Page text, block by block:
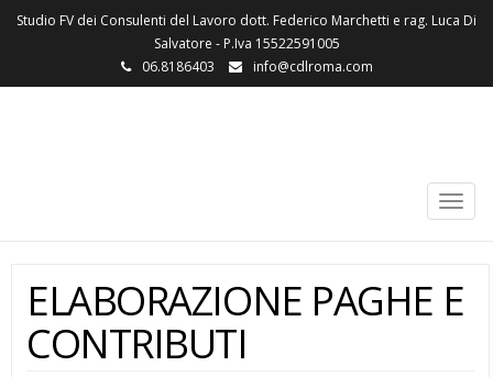
Studio FV dei Consulenti del Lavoro dott. Federico Marchetti e rag. Luca Di
Salvatore - P.Iva 15522591005
06.8186403
info@cdlroma.com
ELABORAZIONE PAGHE E
CONTRIBUTI